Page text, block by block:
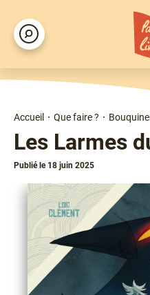
Aller
au
contenu
principal
Rechercher
d'Ariane
Accueil Que faire ?
Les Larmes
Publié le 18 juin 2025